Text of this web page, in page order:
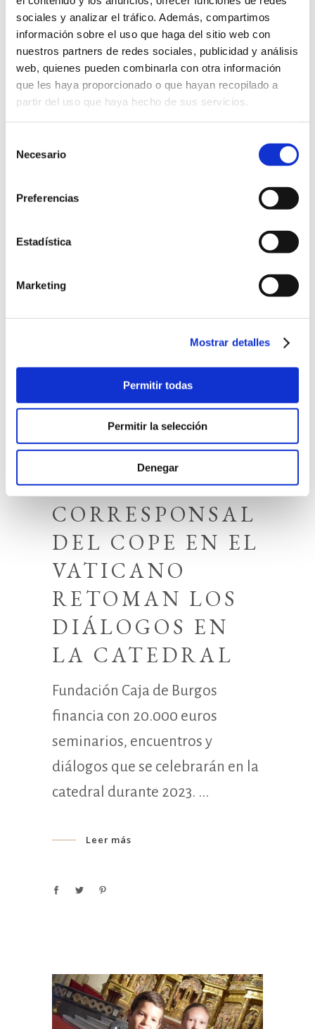
sociales y analizar el tráfico. Además, compartimos
información sobre el uso que haga del sitio web con
nuestros partners de redes sociales, publicidad y análisis
web, quienes pueden combinarla con otra información
que les haya proporcionado o que hayan recopilado a
partir del uso que haya hecho de sus servicios.
Necesario
Preferencias
Estadística
Marketing
Mostrar detalles
Permitir todas
Permitir la selección
Denegar
Iglesia, técnicas y criterios» y
reunirá a 95 personas, entre
Leer más
31 de mayo de 2023
EL SOBRINO
DEL PAPA Y LA
CORRESPONSAL
DEL COPE EN EL
VATICANO
RETOMAN LOS
DIÁLOGOS EN
LA CATEDRAL
Fundación Caja de Burgos
financia con 20.000 euros
seminarios, encuentros y
diálogos que se celebrarán en la
catedral durante 2023.
Leer más